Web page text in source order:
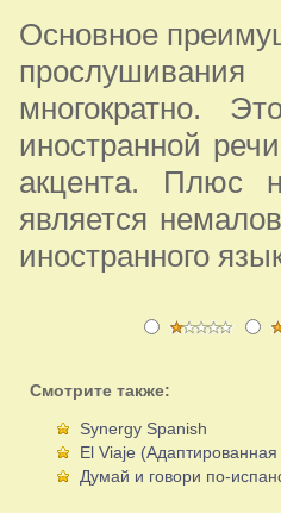
Основное
многократно.
иностранной
акцента. Плюс
является
иностранного
Смотрите также:
Synergy Spanish
El Viaje (Адаптированная
Думай и говори по-